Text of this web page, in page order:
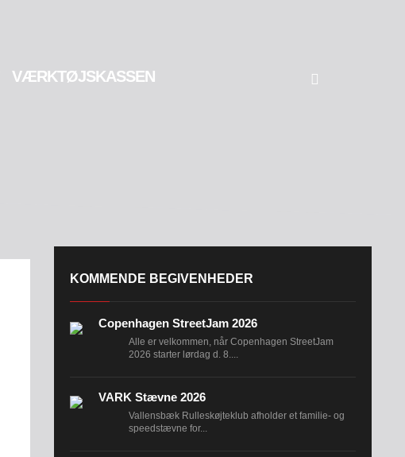
VÆRKTØJSKASSEN
KOMMENDE BEGIVENHEDER
Copenhagen StreetJam 2026
Alle er velkommen, når Copenhagen StreetJam
2026 starter lørdag d. 8....
VARK Stævne 2026
Vallensbæk Rulleskøjteklub afholder et familie- og
speedstævne for...